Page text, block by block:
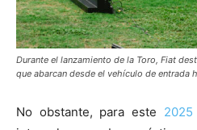
Durante el lanzamiento de la Toro, Fiat
que abarcan desde el vehículo de entrada
No obstante, para este 2025